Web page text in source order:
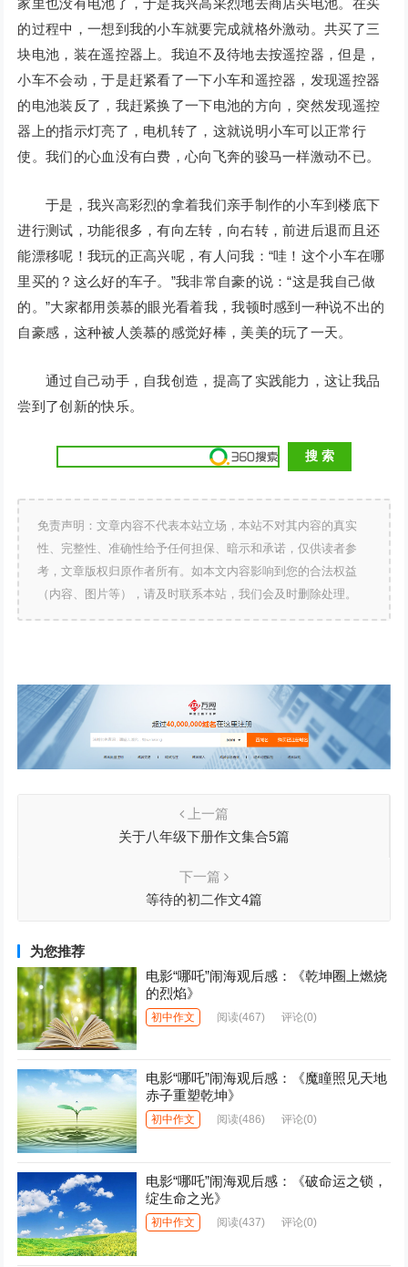
家里也没有电池了，于是我兴高采烈地去商店买电池。在买
的过程中，一想到我的小车就要完成就格外激动。共买了三
块电池，装在遥控器上。我迫不及待地去按遥控器，但是，
小车不会动，于是赶紧看了一下小车和遥控器，发现遥控器
的电池装反了，我赶紧换了一下电池的方向，突然发现遥控
器上的指示灯亮了，电机转了，这就说明小车可以正常行
使。我们的心血没有白费，心向飞奔的骏马一样激动不已。
于是，我兴高彩烈的拿着我们亲手制作的小车到楼底下
进行测试，功能很多，有向左转，向右转，前进后退而且还
能漂移呢！我玩的正高兴呢，有人问我：“哇！这个小车在哪
里买的？这么好的车子。”我非常自豪的说：“这是我自己做
的。”大家都用羡慕的眼光看着我，我顿时感到一种说不出的
自豪感，这种被人羡慕的感觉好棒，美美的玩了一天。
通过自己动手，自我创造，提高了实践能力，这让我品
尝到了创新的快乐。
免责声明：文章内容不代表本站立场，本站不对其内容的真实
性、完整性、准确性给予任何担保、暗示和承诺，仅供读者参
考，文章版权归原作者所有。如本文内容影响到您的合法权益
（内容、图片等），请及时联系本站，我们会及时删除处理。
上一篇
关于八年级下册作文集合5篇
下一篇
等待的初二作文4篇
为您推荐
电影“哪吒”闹海观后感：《乾坤圈上燃烧
的烈焰》
初中作文 阅读(467) 评论(0)
电影“哪吒”闹海观后感：《魔瞳照见天地
赤子重塑乾坤》
初中作文 阅读(486) 评论(0)
电影“哪吒”闹海观后感：《破命运之锁，
绽生命之光》
初中作文 阅读(437) 评论(0)